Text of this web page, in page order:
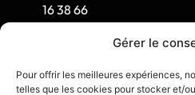
Gérer le
Pour offrir les meilleures expériences,
telles que les cookies pour stocker et/
16 38 66
: 8h30-12h